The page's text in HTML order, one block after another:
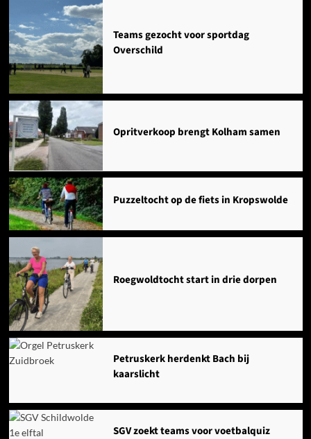
Teams gezocht voor sportdag
Overschild
Opritverkoop brengt Kolham samen
Puzzeltocht op de fiets in Kropswolde
Roegwoldtocht start in drie dorpen
Petruskerk herdenkt Bach bij
kaarslicht
SGV zoekt teams voor voetbalquiz